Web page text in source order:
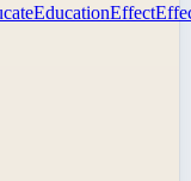
EducationEffect